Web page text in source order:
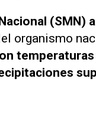
(SMN)
organismo